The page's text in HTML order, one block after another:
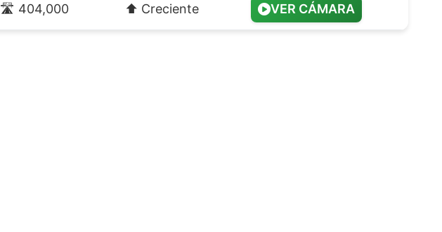
🛣️ 404,000 ⬆️ Creciente VER CÁMARA